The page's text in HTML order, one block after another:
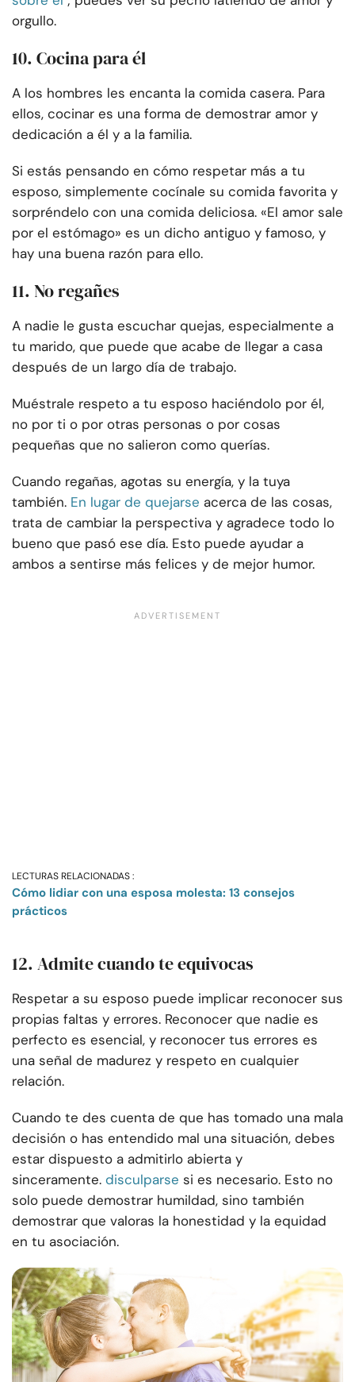
orgullo.
10. Cocina para él
A los hombres les encanta la comida casera. Para
ellos, cocinar es una forma de demostrar amor y
dedicación a él y a la familia.
Si estás pensando en cómo respetar más a tu
esposo, simplemente cocínale su comida favorita y
sorpréndelo con una comida deliciosa. «El amor sale
por el estómago» es un dicho antiguo y famoso, y
hay una buena razón para ello.
11. No regañes
A nadie le gusta escuchar quejas, especialmente a
tu marido, que puede que acabe de llegar a casa
después de un largo día de trabajo.
Muéstrale respeto a tu esposo haciéndolo por él,
no por ti o por otras personas o por cosas
pequeñas que no salieron como querías.
Cuando regañas, agotas su energía, y la tuya
también. En lugar de quejarse acerca de las cosas,
trata de cambiar la perspectiva y agradece todo lo
bueno que pasó ese día. Esto puede ayudar a
ambos a sentirse más felices y de mejor humor.
LECTURAS RELACIONADAS :
Cómo lidiar con una esposa molesta: 13 consejos
prácticos
12. Admite cuando te equivocas
Respetar a su esposo puede implicar reconocer sus
propias faltas y errores. Reconocer que nadie es
perfecto es esencial, y reconocer tus errores es
una señal de madurez y respeto en cualquier
relación.
Cuando te des cuenta de que has tomado una mala
decisión o has entendido mal una situación, debes
estar dispuesto a admitirlo abierta y
sinceramente. disculparse si es necesario. Esto no
solo puede demostrar humildad, sino también
demostrar que valoras la honestidad y la equidad
en tu asociación.